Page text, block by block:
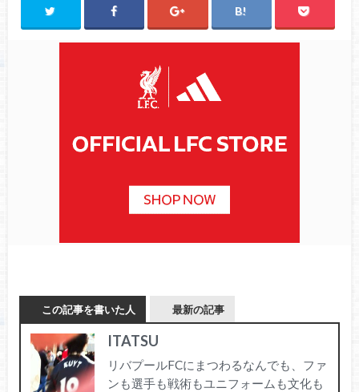
この記事を書いた人 最新の記事
ITATSU
リバプールFCにまつわるなんでも、ファ
ンも選手も戦術もユニフォームも文化も